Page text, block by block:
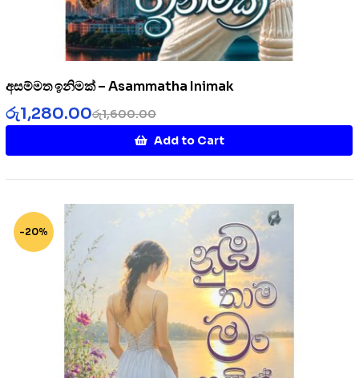
අසම්මත ඉනිමක් – Asammatha Inimak
රු1,600.00
රු1,280.00
Add to Cart
-20%